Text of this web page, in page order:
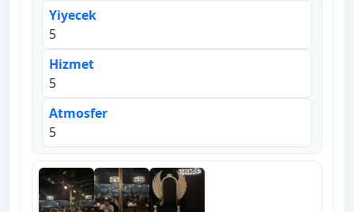
Yiyecek
5
Hizmet
5
Atmosfer
5